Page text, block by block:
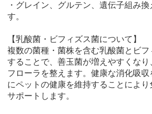
・グレイン、グルテン、遺伝子組み
す。
【乳酸菌・ビフィズス菌について】
複数の菌種・菌株を含む乳酸菌とビ
することで、善玉菌が増えやすくな
フローラを整えます。健康な消化吸収
にペットの健康を維持することによ
サポートします。